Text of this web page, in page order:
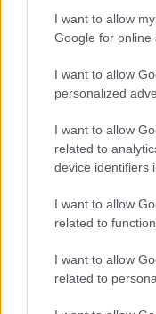
I want to allow
Google for online
I want to allow
personalized
I want to allow
related to
device identifiers
I want to allow
related to
I want to allow
related to
Continua a
FITNESS